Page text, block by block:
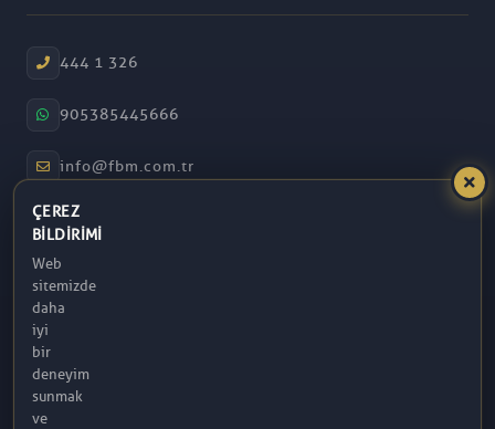
444 1 326
905385445666
info@fbm.com.tr
08:30 – 17:30
Atakum / Samsun
ÇEREZ
BILDIRIMI
Web
sitemizde
daha
iyi
bir
deneyim
sunmak
ve